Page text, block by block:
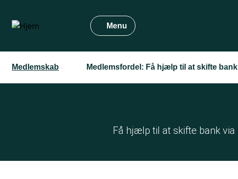
hovedindhold
Menu
Medlemskab Medlemsfordel: Få hjælp til at skifte bank
Få hjælp til at skifte bank